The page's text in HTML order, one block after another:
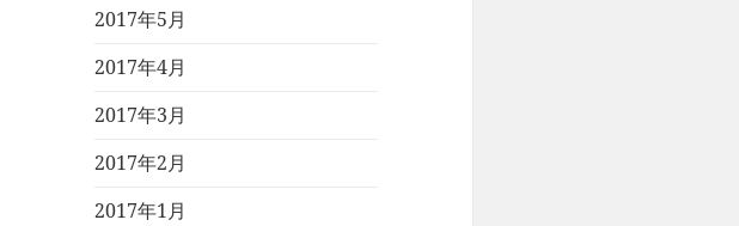
2017年5月
2017年4月
2017年3月
2017年2月
2017年1月